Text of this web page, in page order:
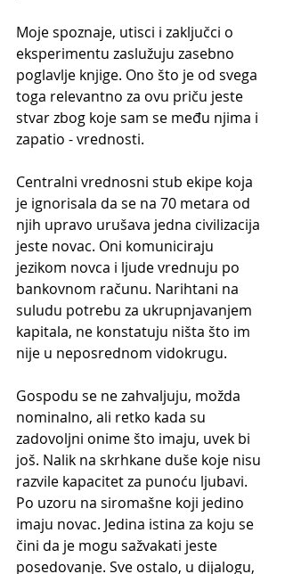
Moje spoznaje, utisci i zaključci o
eksperimentu zaslužuju zasebno
poglavlje knjige. Ono što je od svega
toga relevantno za ovu priču jeste
stvar zbog koje sam se među njima i
zapatio - vrednosti.
Centralni vrednosni stub ekipe koja
je ignorisala da se na 70 metara od
njih upravo urušava jedna civilizacija
jeste novac. Oni komuniciraju
jezikom novca i ljude vrednuju po
bankovnom računu. Narihtani na
suludu potrebu za ukrupnjavanjem
kapitala, ne konstatuju ništa što im
nije u neposrednom vidokrugu.
Gospodu se ne zahvaljuju, možda
nominalno, ali retko kada su
zadovoljni onime što imaju, uvek bi
još. Nalik na skrhkane duše koje nisu
razvile kapacitet za punoću ljubavi.
Po uzoru na siromašne koji jedino
imaju novac. Jedina istina za koju se
čini da je mogu sažvakati jeste
posedovanje. Sve ostalo, u dijalogu,